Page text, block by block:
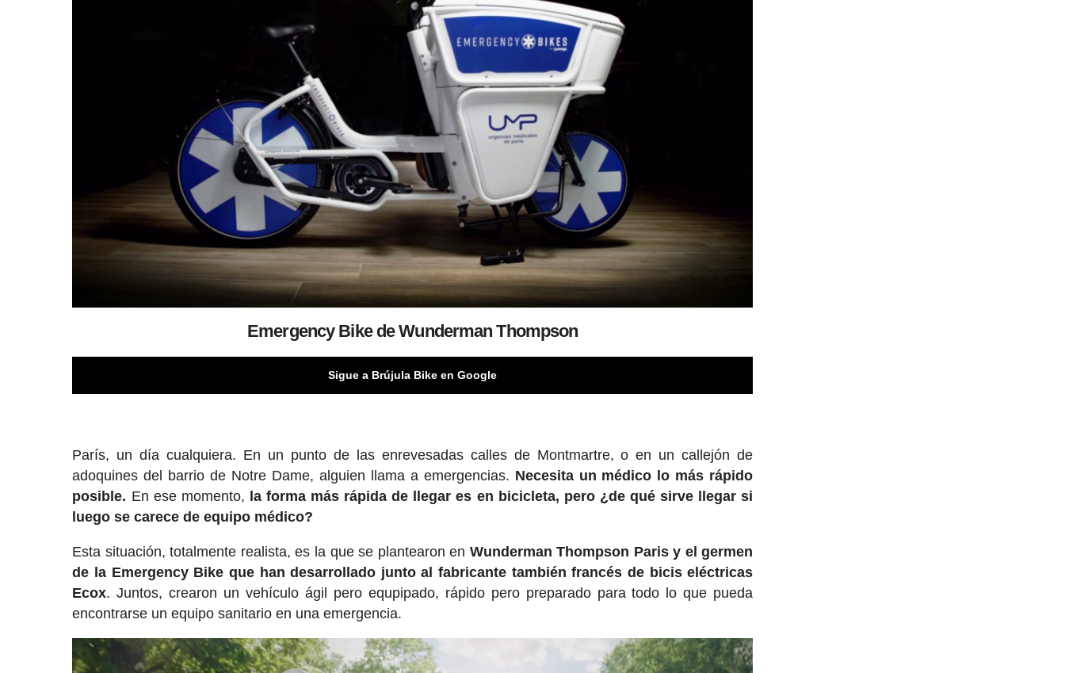
Emergency Bike de Wunderman Thompson
Sigue a Brújula Bike en Google
París, un día cualquiera. En un punto de las enrevesadas calles de Montmartre, o en un callejón de
adoquines del barrio de Notre Dame, alguien llama a emergencias. Necesita un médico lo más rápido
posible. En ese momento, la forma más rápida de llegar es en bicicleta, pero ¿de qué sirve llegar si
luego se carece de equipo médico?
Esta situación, totalmente realista, es la que se plantearon en Wunderman Thompson Paris y el germen
de la Emergency Bike que han desarrollado junto al fabricante también francés de bicis eléctricas
Ecox. Juntos, crearon un vehículo ágil pero equpipado, rápido pero preparado para todo lo que pueda
encontrarse un equipo sanitario en una emergencia.